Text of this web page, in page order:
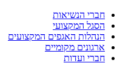
חברי הנשיאות
הסגל המקצועי
הנהלות האגפים המקצועים
ארגונים מקומיים
חברי ועדות